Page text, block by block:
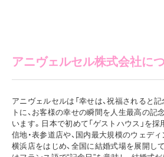
アニヴェルセル株式会社に
アニヴェルセルは「幸せは、祝福されると
トに、お客様の幸せの瞬間を人生最高の記
います。日本で初めて「ゲストハウス」を
信地・表参道店や、国内最大規模のウェデ
横浜店をはじめ、全国に結婚式場を展開し